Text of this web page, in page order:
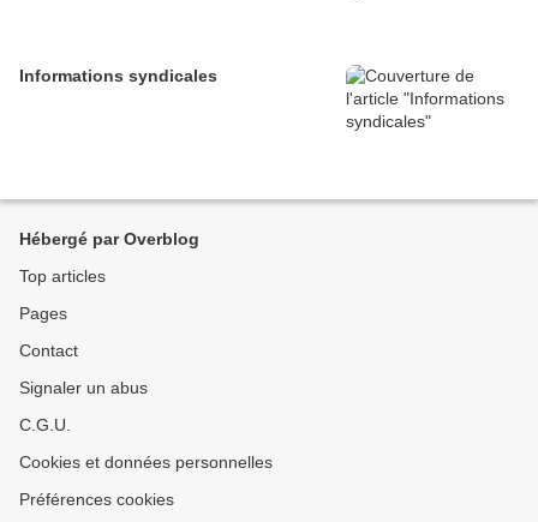
Informations syndicales
Hébergé par Overblog
Top articles
Pages
Contact
Signaler un abus
C.G.U.
Cookies et données personnelles
Préférences cookies